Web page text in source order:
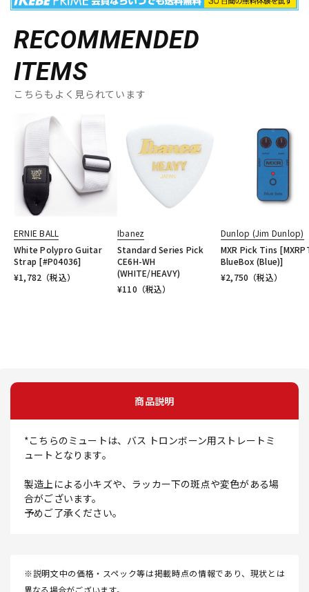
RECOMMENDED
ITEMS
こちらもよく見られています
ERNIE BALL
White Polypro Guitar
Strap [#P04036]
¥1,782 （税込）
Ibanez
Standard Series Pick
CE6H-WH
(WHITE/HEAVY)
¥110 （税込）
Dunlop (Jim Dunlop)
MXR Pick Tins
BlueBox (Blue)]
¥2,750 （税込）
商品説明
*こちらのミュートは、バス トロンボーン用ストレートミ
ュートとなります。
製造上による小キズや、ラッカー下の斑点や変色がある場
合がございます。
予めご了承ください。
※説明文中の価格・スペック等は掲載時点の情報であり、現状とは